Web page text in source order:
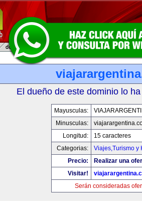
El dueño de este dominio lo
Mayusculas:
Minusculas:
Longitud:
15 caracteres
Categorias:
Viajes,Turismo y
Precio:
Realizar una
Visitar!
Serán consideradas